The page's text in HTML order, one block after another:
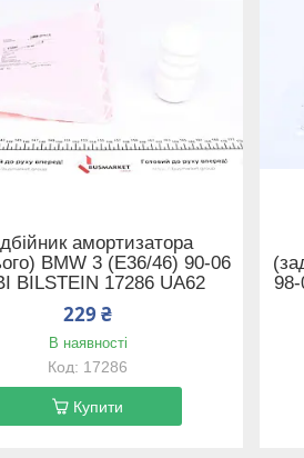
амортизатора
BMW 3 (E36/46) 90-06
BILSTEIN 17286 UA62
229 ₴
В наявності
17286
Купити